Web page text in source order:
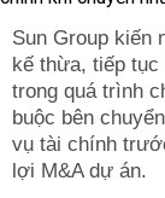
Sun Group kiến
kế thừa, tiếp
trong quá trình
buộc bên
vụ tài chính
lợi M&A dự án.